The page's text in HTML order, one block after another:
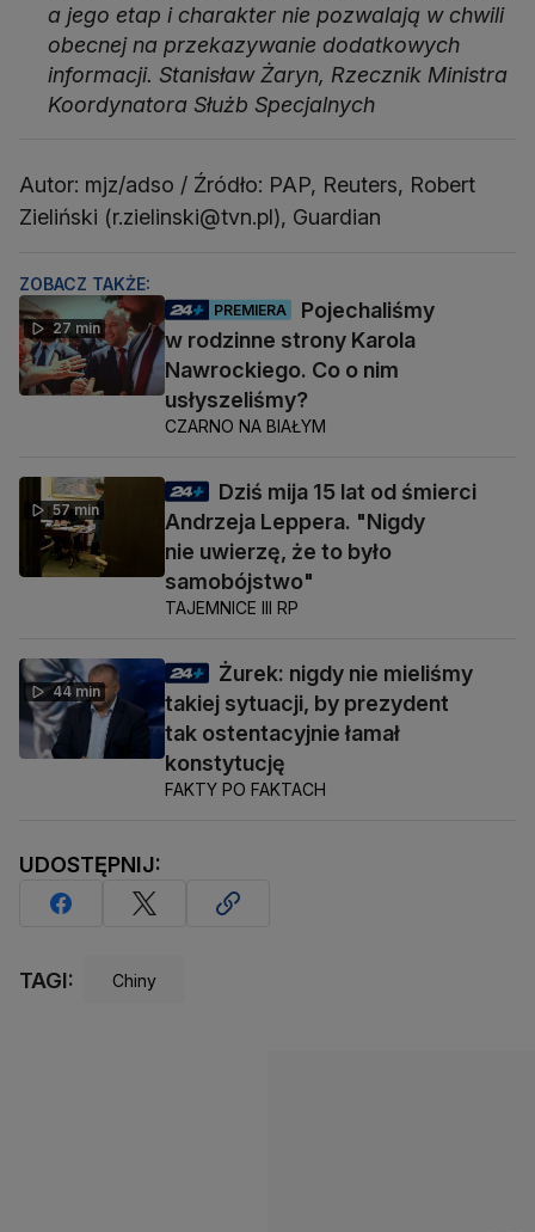
a jego etap i charakter nie pozwalają w chwili
obecnej na przekazywanie dodatkowych
informacji. Stanisław Żaryn, Rzecznik Ministra
Koordynatora Służb Specjalnych
Autor: mjz/adso / Źródło: PAP, Reuters, Robert
Zieliński (r.zielinski@tvn.pl), Guardian
ZOBACZ TAKŻE:
27 min
PREMIERA
Pojechaliśmy
w rodzinne strony Karola
Nawrockiego. Co o nim
usłyszeliśmy?
CZARNO NA BIAŁYM
57 min
Dziś mija 15 lat od śmierci
Andrzeja Leppera. "Nigdy
nie uwierzę, że to było
samobójstwo"
TAJEMNICE III RP
44 min
Żurek: nigdy nie mieliśmy
takiej sytuacji, by prezydent
tak ostentacyjnie łamał
konstytucję
FAKTY PO FAKTACH
UDOSTĘPNIJ:
TAGI: Chiny